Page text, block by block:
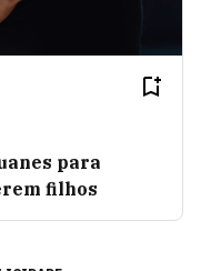
para
filhos